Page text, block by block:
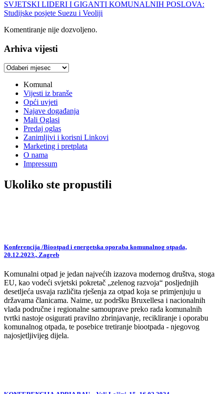
SVJETSKI LIDERI I GIGANTI KOMUNALNIH POSLOVA:
Studijske posjete Suezu i Veoliji
Komentiranje nije dozvoljeno.
Arhiva vijesti
Arhiva
Komunal
Vijesti iz branše
Opći uvjeti
Najave događanja
Mali Oglasi
Predaj oglas
Zanimljivi i korisni Linkovi
Marketing i pretplata
O nama
Impressum
Ukoliko ste propustili
Konferencija /Biootpad i energetska oporaba komunalnog otpada,
20.12.2023., Zagreb
Komunalni otpad je jedan najvećih izazova modernog društva, stoga
EU, kao vodeći svjetski pokretač „zelenog razvoja“ posljednjih
desetljeća usvaja različita rješenja za otpad koja se primjenjuju u
državama članicama. Naime, uz podršku Bruxellesa i nacionalnih
vlada područne i regionalne samouprave preko rada komunalnih
tvrtki nastoje osigurati pravilno zbrinjavanje, recikliranje i oporabu
komunalnog otpada, te posebice tretiranje biootpada - njegovog
najosjetljivijeg dijela.